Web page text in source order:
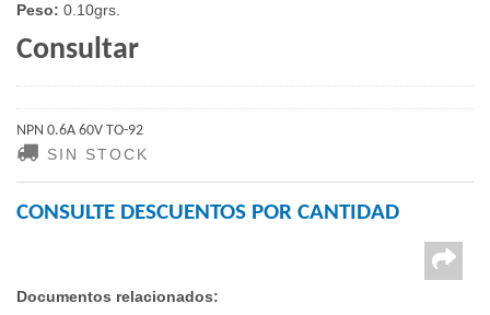
Peso: 0.10grs.
Consultar
NPN 0.6A 60V TO-92
SIN STOCK
CONSULTE DESCUENTOS POR CANTIDAD
Documentos relacionados: